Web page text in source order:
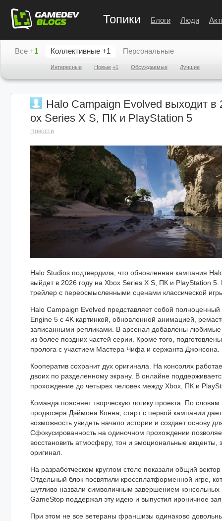
Топики Блоги Люди
Все +1 Коллективные +1
Интересные Новые +1 Обсуждаемые Лучшие
Персональные
Halo Campaign Evolved выходит в
ox Series X S, ПК и PlayStation 5
Новости
Halo Studios подтвердила, что обновленная кампания
выйдет в 2026 году на Xbox Series X S, ПК и PlayStation 5.
трейлер с переосмысленными сценами классической
Halo Campaign Evolved представляет собой
Engine 5 с 4K картинкой, обновленной анимацией,
записанными репликами. В арсенал добавлены любимые
из более поздних частей серии. Кроме того,
пролога с участием Мастера Чифа и сержанта Джонсона.
Кооператив сохранит дух оригинала. На консолях
двоих по разделенному экрану. В онлайне
прохождение до четырех человек между Xbox, ПК и
Команда поясняет творческую логику проекта. По словам
продюсера Дэймона Конна, старт с первой кампании
возможность увидеть начало истории и создает основу
Сфокусированность на одиночном прохождении
восстановить атмосферу, тон и эмоциональные акценты,
оригинал.
На разработческом круглом столе показали общий
Отдельный блок посвятили кроссплатформенной игре,
шутливо назвали символичным завершением консольных
GameStop поддержал эту идею и выпустил ироничное
При этом не все ветераны франшизы одинаково